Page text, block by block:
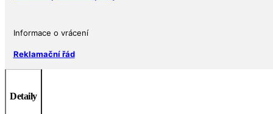
ksInformace o vrácení
Reklamační řád
Detaily